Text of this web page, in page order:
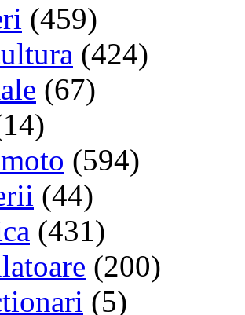
(459)
(424)
(67)
(594)
(44)
(431)
(200)
(5)